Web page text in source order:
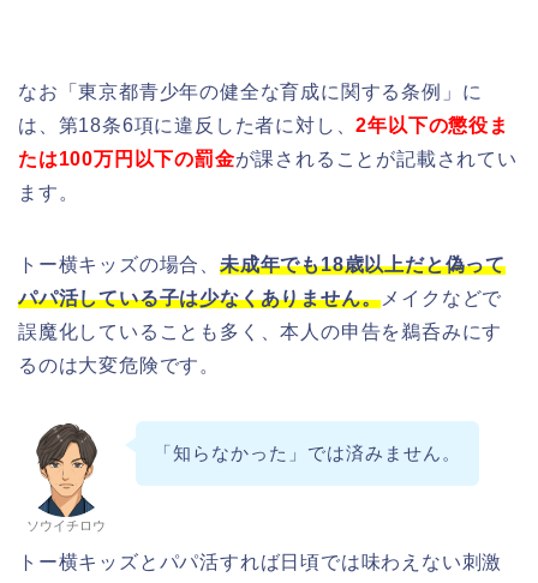
なお「東京都青少年の健全な育成に関する条例」に
は、第18条6項に違反した者に対し、2年以下の懲役ま
たは100万円以下の罰金が課されることが記載されてい
ます。
トー横キッズの場合、 未成年でも18歳以上だと偽って
パパ活している子は少なくありません。 メイクなどで
誤魔化していることも多く、本人の申告を鵜呑みにす
るのは大変危険です。
ソウイチロウ
「知らなかった」では済みません。
トー横キッズとパパ活すれば日頃では味わえない刺激